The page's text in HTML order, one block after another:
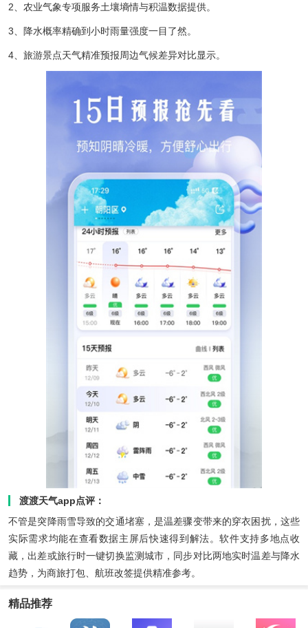
2、农业气象专项服务土壤墒情与积温数据提供。
3、降水概率精确到小时雨量强度一目了然。
4、旅游景点天气精准预报周边气候差异对比显示。
渡渡天气app点评：
不管是突降雨雪导致的交通堵塞，是温差骤变带来的穿衣困扰，这些
实际需求均能在查看数据主屏后快速得到解法。软件支持多地点收
藏，出差或旅行时一键切换监测城市，同步对比两地实时温差与降水
趋势，为商旅打包、航班改签提供精准参考。
精品推荐